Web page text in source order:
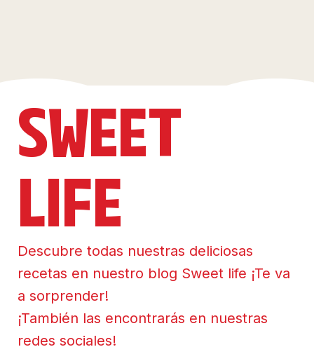
SWEET
LIFE
Descubre todas nuestras deliciosas
recetas en nuestro blog Sweet life ¡Te va
a sorprender!
¡También las encontrarás en nuestras
redes sociales!